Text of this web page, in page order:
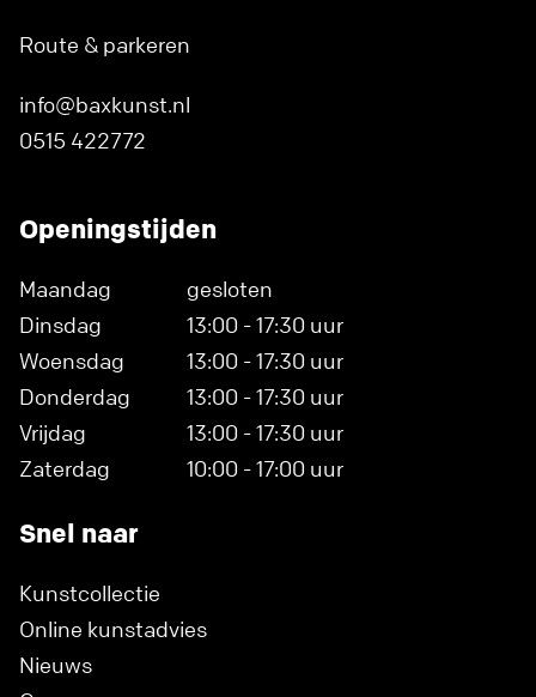
Route & parkeren
info@baxkunst.nl
0515 422772
Openingstijden
Maandag
gesloten
Dinsdag
13:00 - 17:30 uur
Woensdag
13:00 - 17:30 uur
Donderdag
13:00 - 17:30 uur
Vrijdag
13:00 - 17:30 uur
Zaterdag
10:00 - 17:00 uur
Snel naar
Kunstcollectie
Online kunstadvies
Nieuws